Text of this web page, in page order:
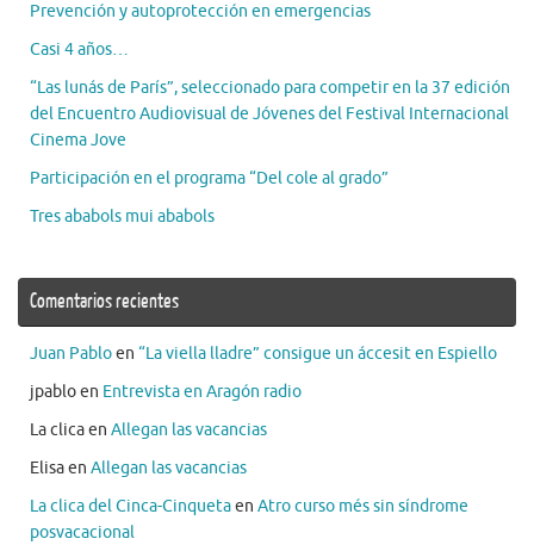
Prevención y autoprotección en emergencias
Casi 4 años…
“Las lunás de París”, seleccionado para competir en la 37 edición
del Encuentro Audiovisual de Jóvenes del Festival Internacional
Cinema Jove
Participación en el programa “Del cole al grado”
Tres ababols mui ababols
Comentarios recientes
Juan Pabloen “La viella lladre” consigue un áccesit en Espiello
jpabloen Entrevista en Aragón radio
La clicaen Allegan las vacancias
Elisaen Allegan las vacancias
La clica del Cinca-Cinquetaen Atro curso més sin síndrome
posvacacional